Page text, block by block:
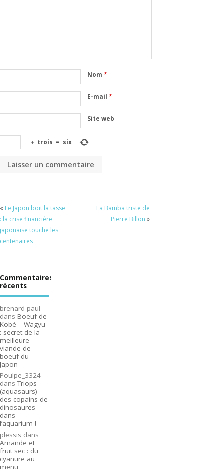
Nom*
E-mail*
Site web
+ trois = six
« Le Japon boit la tasse
: la crise financière
japonaise touche les
centenaires
La Bamba triste de
Pierre Billon »
Commentaires
récents
brenard paul
dans Boeuf de
Kobé – Wagyu
: secret de la
meilleure
viande de
boeuf du
Japon
Poulpe_3324
dansTriops
(aquasaurs) –
des copains de
dinosaures
dans
l’aquarium !
plessis dans
Amande et
fruit sec : du
cyanure au
menu